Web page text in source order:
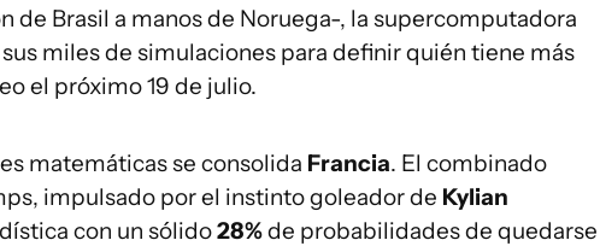
de Brasil a manos de Noruega-, la supercomputadora
miles de simulaciones para definir quién tiene más
el próximo 19 de julio.
matemáticas se consolida Francia. El combinado
impulsado por el instinto goleador de Kylian
con un sólido28%de probabilidades de quedarse